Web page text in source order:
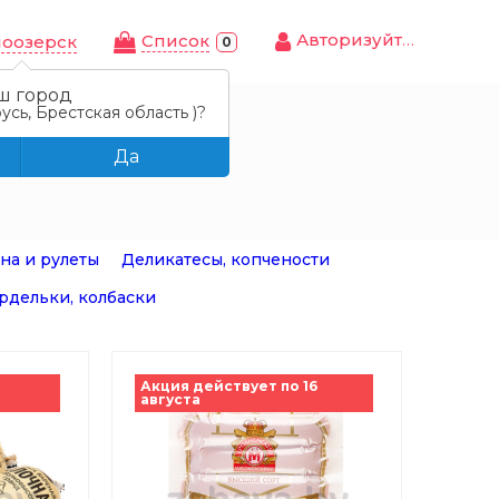
Cписок 0 Авторизуйтесь
и рулеты
Деликатесы, копчености
колбаски
Акция действует по 16
августа
город
Брестская область )?
Да